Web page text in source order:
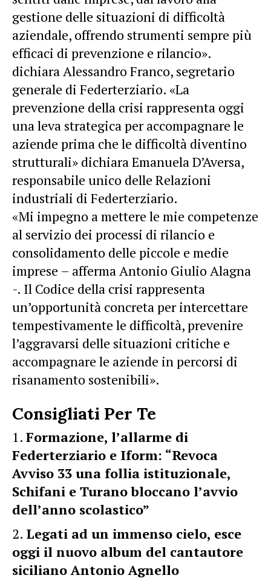
gestione delle situazioni di difficoltà
aziendale, offrendo strumenti sempre più
efficaci di prevenzione e rilancio».
dichiara Alessandro Franco, segretario
generale di Federterziario. «La
prevenzione della crisi rappresenta oggi
una leva strategica per accompagnare le
aziende prima che le difficoltà diventino
strutturali» dichiara Emanuela D’Aversa,
responsabile unico delle Relazioni
industriali di Federterziario.
«Mi impegno a mettere le mie competenze
al servizio dei processi di rilancio e
consolidamento delle piccole e medie
imprese – afferma Antonio Giulio Alagna
-. Il Codice della crisi rappresenta
un’opportunità concreta per intercettare
tempestivamente le difficoltà, prevenire
l’aggravarsi delle situazioni critiche e
accompagnare le aziende in percorsi di
risanamento sostenibili».
Consigliati Per Te
Formazione, l’allarme di
Federterziario e Iform: “Revoca
Avviso 33 una follia istituzionale,
Schifani e Turano bloccano l’avvio
dell’anno scolastico”
Legati ad un immenso cielo, esce
oggi il nuovo album del cantautore
siciliano Antonio Agnello